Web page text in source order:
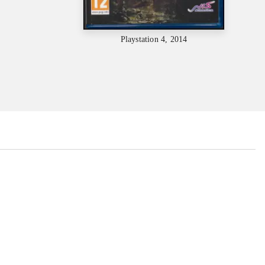
Playstation 4, 2014